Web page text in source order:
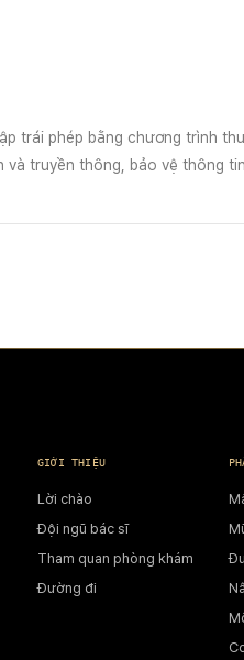
trái phép bằng chương trình
truyền thông, bảo vệ thông tin,
GIỚI THIỆU
Lời chào
Đội ngũ bác sĩ
Tham quan phòng khám
Đường đi